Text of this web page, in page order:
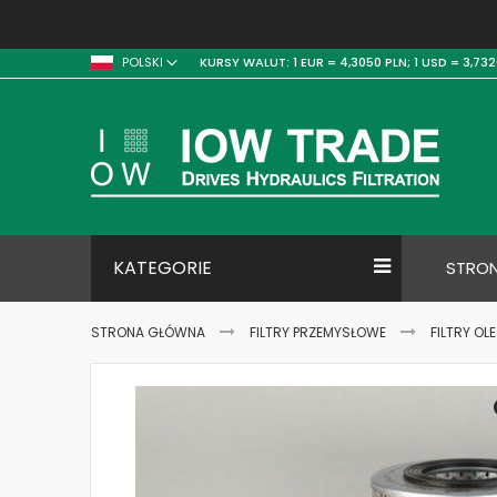
POLSKI KURSY WALUT: 1 EUR = 4,3050 PLN; 1 USD =
KATEGORIE
STRONA GŁÓWNA FILTRY PRZEMYSŁOWE FILTRY